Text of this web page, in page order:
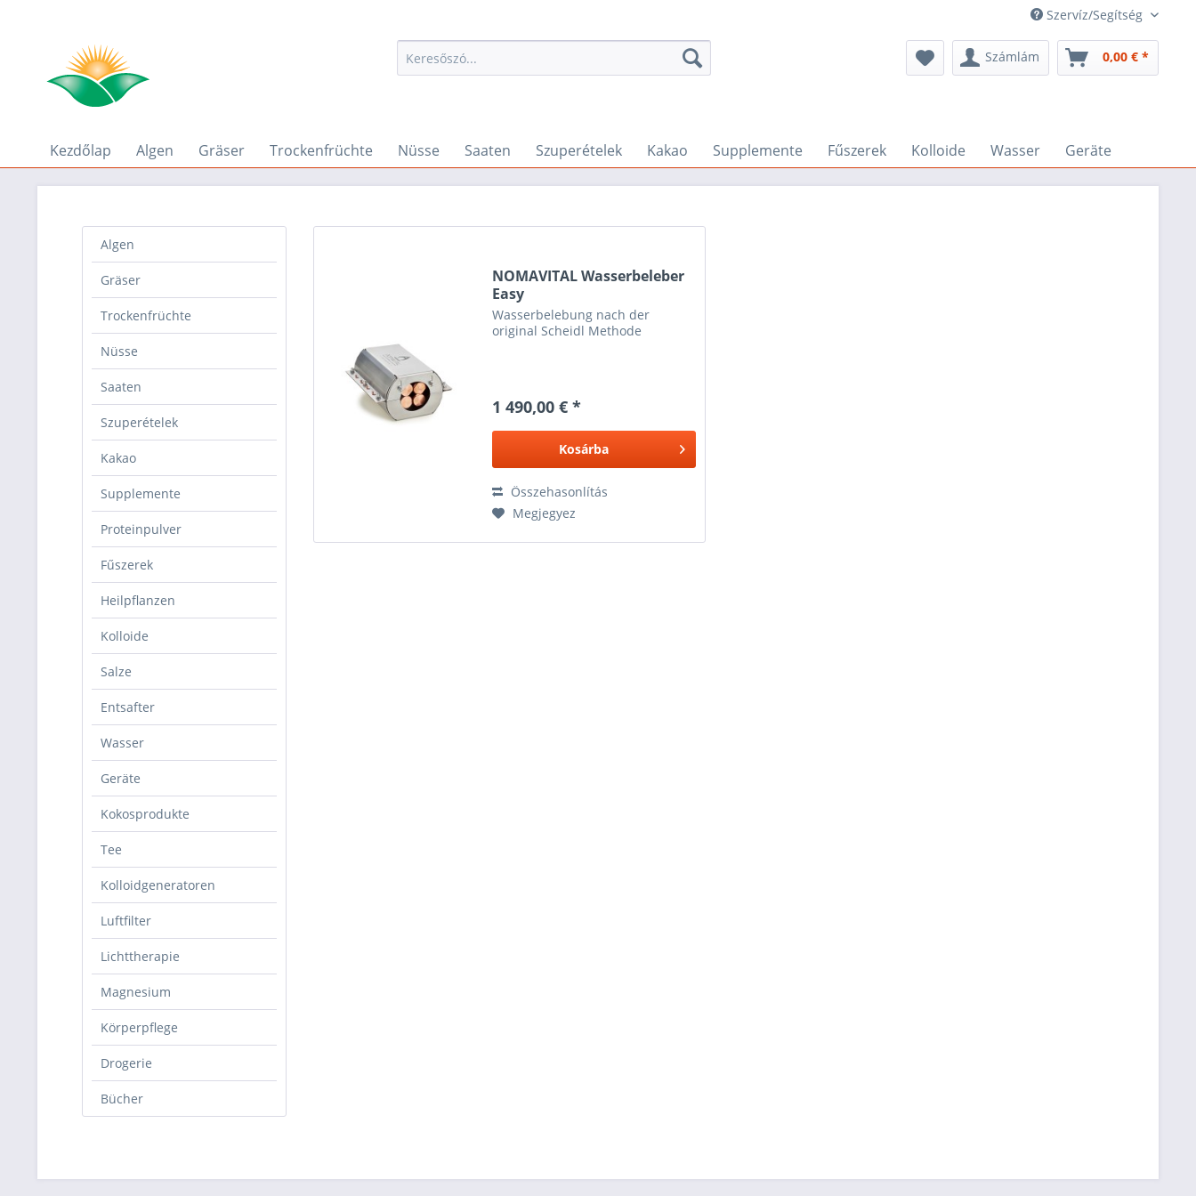
Szervíz/Segítség
Számlám 0,00 € *
Kezdőlap Algen Gräser Trockenfrüchte Nüsse Saaten Szuperételek Kakao Supplemente Fűszerek Kolloide Wasser Geräte
Algen
Gräser
Trockenfrüchte
Nüsse
Saaten
Szuperételek
Kakao
Supplemente
Proteinpulver
Fűszerek
Heilpflanzen
Kolloide
Salze
Entsafter
Wasser
Geräte
Kokosprodukte
Tee
Kolloidgeneratoren
Luftfilter
Lichttherapie
Magnesium
Körperpflege
Drogerie
Bücher
NOMAVITAL Wasserbeleber
Easy
Wasserbelebung nach der
original Scheidl Methode
1 490,00 € *
Kosárba
Összehasonlítás
Megjegyez